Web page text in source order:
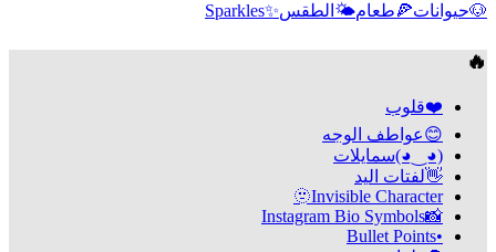
🐶حيوانات🍕طعام🌤️ الطقس✨
Sparkles
🔥
❤️قلوب
😊عواطف الوجه
(◕‿◕)سمايلات
👋لفتات اليد
🫥Invisible Character
📸
Instagram Bio Symbols
•
Bullet Points